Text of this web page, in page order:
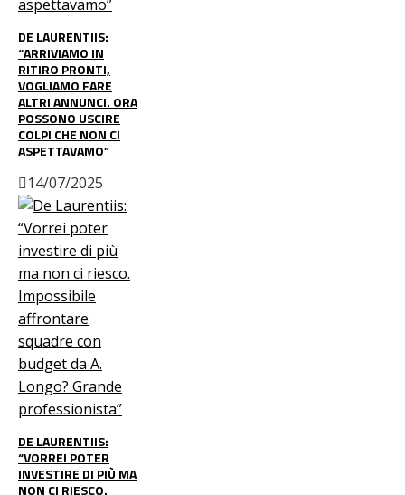
DE LAURENTIIS:
“ARRIVIAMO IN
RITIRO PRONTI,
VOGLIAMO FARE
ALTRI ANNUNCI. ORA
POSSONO USCIRE
COLPI CHE NON CI
ASPETTAVAMO”
14/07/2025
DE LAURENTIIS:
“VORREI POTER
INVESTIRE DI PIÙ MA
NON CI RIESCO.